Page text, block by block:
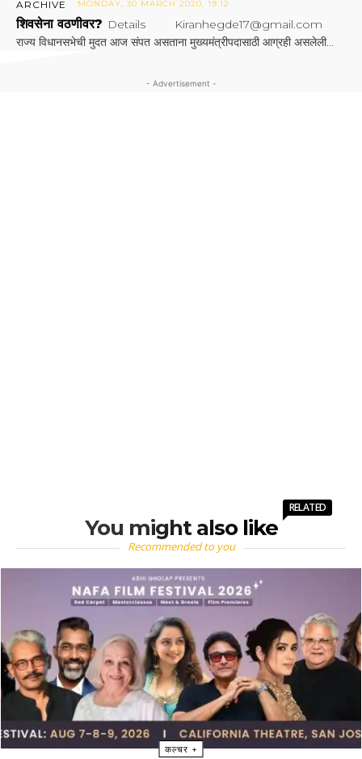
ARCHIVE MONDAY, 30 MARCH 2020, 19:12
शिवसेना वठणीवर? Details Kiranhegde17@gmail.com
राज्य विधानसभेची मुदत आज संपत असताना मुख्यमंत्रीपदासाठी आग्रही असलेली...
- Advertisement -
You might also like
RELATED
Recommended to you
कल्चर +